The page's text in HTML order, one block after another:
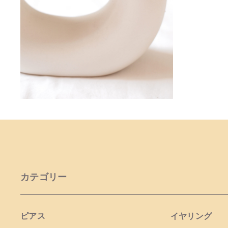
カテゴリー
ピアス イヤリング